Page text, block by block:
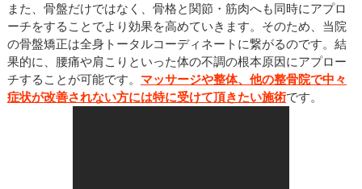
また、骨盤だけではなく、骨格と関節・筋肉へも同時にアプロ
ーチをすることでより効果を高めていきます。そのため、当院
の骨盤矯正は全身トータルコーディネートに繋がるのです。結
果的に、腰痛や肩こりといった体の不調の根本原因にアプロー
チすることが可能です。 マッサージや整体、他の整骨院で中々
症状が改善されない方には特に受けて頂きたい施術です。